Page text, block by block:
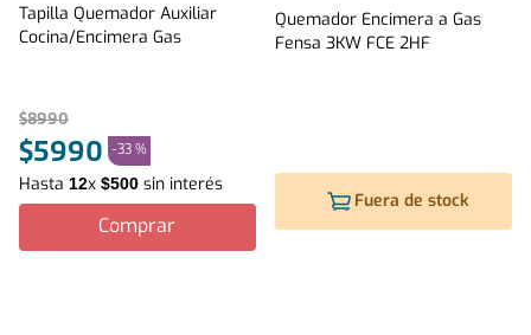
Tapilla Quemador Auxiliar
Cocina/Encimera Gas
$8990
$5990 -33 %
Hasta 12x $500 sin interés
Comprar
Quemador Encimera a Gas
Fensa 3KW FCE 2HF
Fuera de stock